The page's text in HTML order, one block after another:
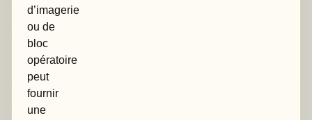
d’imagerie
ou de
bloc
opératoire
peut
fournir
une